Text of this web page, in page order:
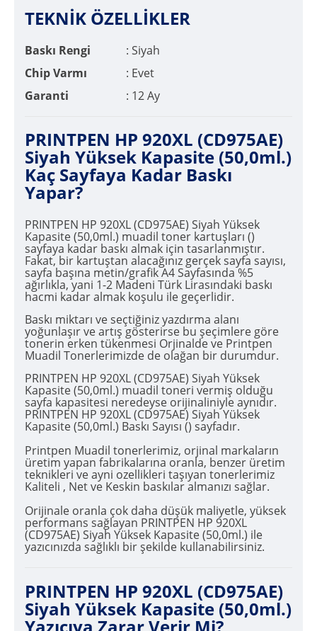
TEKNİK ÖZELLİKLER
Baskı Rengi
: Siyah
Chip Varmı
: Evet
Garanti
: 12 Ay
PRINTPEN HP 920XL (CD975AE)
Siyah Yüksek Kapasite (50,0ml.)
Kaç Sayfaya Kadar Baskı
Yapar?
PRINTPEN HP 920XL (CD975AE) Siyah Yüksek
Kapasite (50,0ml.) muadil toner kartuşları ()
sayfaya kadar baskı almak için tasarlanmıştır.
Fakat, bir kartuştan alacağınız gerçek sayfa sayısı,
sayfa başına metin/grafik A4 Sayfasında %5
ağırlıkla, yani 1-2 Madeni Türk Lirasındaki baskı
hacmi kadar almak koşulu ile geçerlidir.
Baskı miktarı ve seçtiğiniz yazdırma alanı
yoğunlaşır ve artış gösterirse bu şeçimlere göre
tonerin erken tükenmesi Orjinalde ve Printpen
Muadil Tonerlerimizde de olağan bir durumdur.
PRINTPEN HP 920XL (CD975AE) Siyah Yüksek
Kapasite (50,0ml.) muadil toneri vermiş olduğu
sayfa kapasitesi neredeyse orijinaliniyle aynıdır.
PRINTPEN HP 920XL (CD975AE) Siyah Yüksek
Kapasite (50,0ml.) Baskı Sayısı () sayfadır.
Printpen Muadil tonerlerimiz, orjinal markaların
üretim yapan fabrikalarına oranla, benzer üretim
teknikleri ve ayni ozellikleri taşıyan tonerlerimiz
Kaliteli , Net ve Keskin baskılar almanızı sağlar.
Orijinale oranla çok daha düşük maliyetle, yüksek
performans sağlayan PRINTPEN HP 920XL
(CD975AE) Siyah Yüksek Kapasite (50,0ml.) ile
yazıcınızda sağlıklı bir şekilde kullanabilirsiniz.
PRINTPEN HP 920XL (CD975AE)
Siyah Yüksek Kapasite (50,0ml.)
Yazıcıya Zarar Verir Mi?